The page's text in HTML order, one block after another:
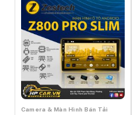
Camera & Màn Hình Bán Tải